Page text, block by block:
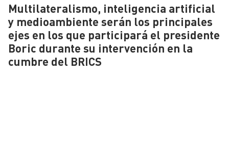
Multilateralismo, inteligencia artificial
y medioambiente serán los principales
ejes en los que participará el presidente
Boric durante su intervención en la
cumbre del BRICS